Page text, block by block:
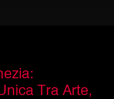
Tra Arte,